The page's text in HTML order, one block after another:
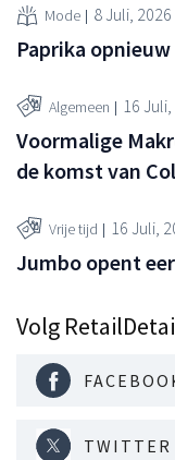
Mode 8 Juli, 2026
Paprika
Algemeen 16
Voormalige
de komst van
Vrije tijd 16 Juli,
Jumbo opent
Volg
TWITTER